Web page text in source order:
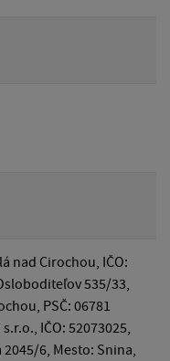
nad Cirochou, IČO:
535/33,
PSČ: 06781
s.r.o., IČO: 52073025,
6, Mesto: Snina,